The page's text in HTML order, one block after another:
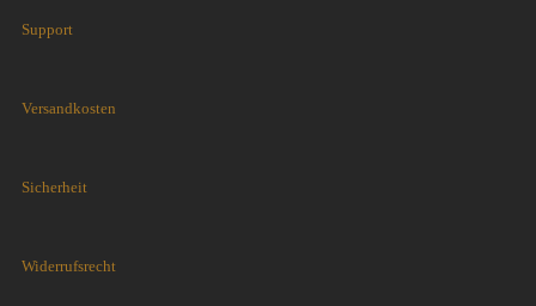
Support
Versandkosten
Sicherheit
Widerrufsrecht